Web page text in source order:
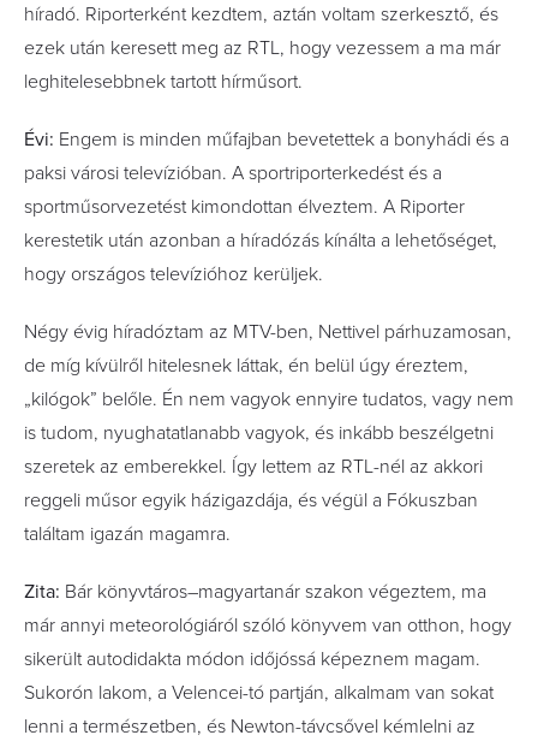
híradó. Riporterként kezdtem, aztán voltam szerkesztő, és
ezek után keresett meg az RTL, hogy vezessem a ma már
leghitelesebbnek tartott hírműsort.
Évi: Engem is minden műfajban bevetettek a bonyhádi és a
paksi városi televízióban. A sportriporterkedést és a
sportműsorvezetést kimondottan élveztem. A Riporter
kerestetik után azonban a híradózás kínálta a lehetőséget,
hogy országos televízióhoz kerüljek.
Négy évig híradóztam az MTV-ben, Nettivel párhuzamosan,
de míg kívülről hitelesnek láttak, én belül úgy éreztem,
„kilógok” belőle. Én nem vagyok ennyire tudatos, vagy nem
is tudom, nyughatatlanabb vagyok, és inkább beszélgetni
szeretek az emberekkel. Így lettem az RTL-nél az akkori
reggeli műsor egyik házigazdája, és végül a Fókuszban
találtam igazán magamra.
Zita: Bár könyvtáros–magyartanár­ szakon végeztem, ma
már annyi meteorológiáról szóló könyvem van otthon, hogy
sikerült autodidakta módon időjóssá képeznem magam.
Sukorón lakom, a Velencei-tó partján, alkalmam van sokat
lenni a természetben, és Newton-távcsővel kémlelni az